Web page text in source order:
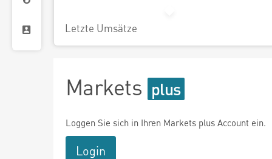
Letzte Umsätze
Markets
Loggen Sie sich in Ihren Markets plus Account ein.
Login